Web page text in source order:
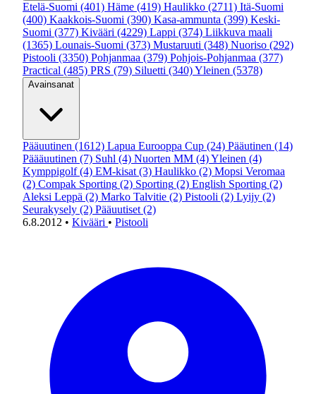
Etelä-Suomi (401) Häme (419) Haulikko (2711) Itä-Suomi
(400) Kaakkois-Suomi (390) Kasa-ammunta (399) Keski-
Suomi (377) Kivääri (4229) Lappi (374) Liikkuva maali
(1365) Lounais-Suomi (373) Mustaruuti (348) Nuoriso (292)
Pistooli (3350) Pohjanmaa (379) Pohjois-Pohjanmaa (377)
Practical (485) PRS (79) Siluetti (340)Yleinen (5378)
Avainsanat
Pääuutinen (1612) Lapua Eurooppa Cup (24) Pääutinen (14)
Päääuutinen (7) Suhl (4) Nuorten MM (4)Yleinen (4)
Kymppigolf (4) EM-kisat (3) Haulikko (2) Mopsi Veromaa
(2) Compak Sporting (2) Sporting (2) English Sporting (2)
Aleksi Leppä (2) Marko Talvitie (2) Pistooli (2) Lyijy (2)
Seurakysely (2) Pääuutiset (2)
6.8.2012 • Kivääri • Pistooli